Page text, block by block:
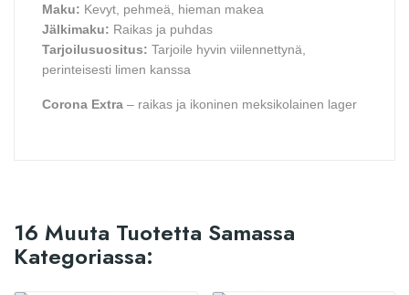
Maku: Kevyt, pehmeä, hieman makea
Jälkimaku: Raikas ja puhdas
Tarjoilusuositus: Tarjoile hyvin viilennettynä,
perinteisesti limen kanssa
Corona Extra – raikas ja ikoninen meksikolainen lager
16 Muuta Tuotetta Samassa
Kategoriassa: